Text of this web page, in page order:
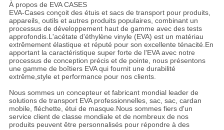
À propos de EVA CASES
EVA-Cases conçoit des étuis et sacs de transport pour produits,
appareils, outils et autres produits populaires, combinant un
processus de développement haut de gamme avec des tests
approfondis.L'acétate d'éthylène vinyle (EVA) est un matériau
extrêmement élastique et réputé pour son excellente ténacité.En
apportant la caractéristique super forte de l'EVA avec notre
processus de conception précis et de pointe, nous présentons
une gamme de boîtiers EVA qui fournit une durabilité
extrême,style et performance pour nos clients.
Nous sommes un concepteur et fabricant mondial leader de
solutions de transport EVA professionnelles, sac, sac, cardan
mobile, fléchette, étui de masque.Nous sommes fiers d'un
service client de classe mondiale et de nombreux de nos
produits peuvent être personnalisés pour répondre à des